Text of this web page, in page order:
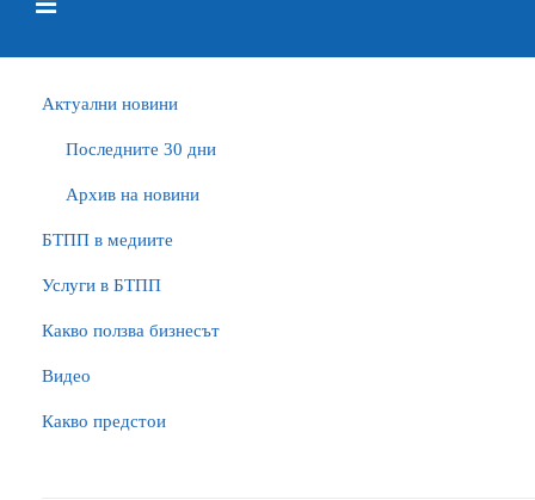
Актуални новини
Последните 30 дни
Архив на новини
БTПП в медиите
Услуги в БТПП
Какво ползва бизнесът
Видео
Какво предстои